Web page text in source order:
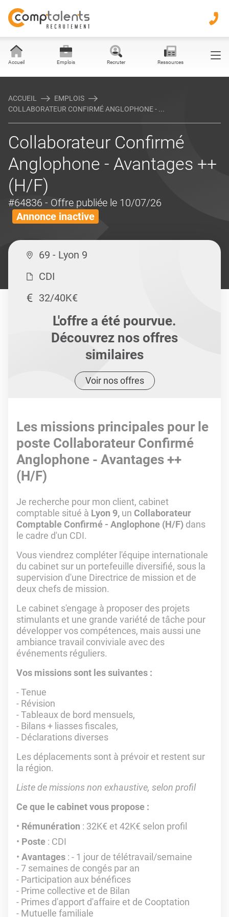
Accueil Emplois Recruter Ressources
ACCUEIL
EMPLOIS
COLLABORATEUR CONFIRMÉ ANGLOPHONE - ...
Collaborateur Confirmé
Anglophone - Avantages ++
(H/F)
#64836 - Offre publiée le 10/07/26
Annonce inactive
69 - Lyon 9
CDI
32/40K€
L'offre a été pourvue.
Découvrez nos offres
similaires
Voir nos offres
Les missions principales pour le
poste Collaborateur Confirmé
Anglophone - Avantages ++
(H/F)
Je recherche pour mon client, cabinet
comptable situé à Lyon 9, un Collaborateur
Comptable Confirmé - Anglophone (H/F) dans
le cadre d'un CDI.
Vous viendrez compléter l'équipe internationale
du cabinet sur un portefeuille diversifié, sous la
supervision d'une Directrice de mission et de
deux chefs de mission.
Le cabinet s'engage à proposer des projets
stimulants et une grande variété de tâche pour
développer vos compétences, mais aussi une
ambiance travail conviviale avec des
événements réguliers.
Vos missions sont les suivantes :
- Tenue
- Révision
- Tableaux de bord mensuels,
- Bilans + liasses fiscales,
- Déclarations diverses
Les déplacements sont à prévoir et restent sur
la région.
Liste de missions non exhaustive, selon profil
Ce que le cabinet vous propose :
Rémunération : 32K€ et 42K€ selon profil
Poste : CDI
Avantages : - 1 jour de télétravail/semaine
- 7 semaines de congés par an
- Participation aux bénéfices
- Prime collective et de Bilan
- Primes d'apport d'affaire et de Cooptation
- Mutuelle familiale